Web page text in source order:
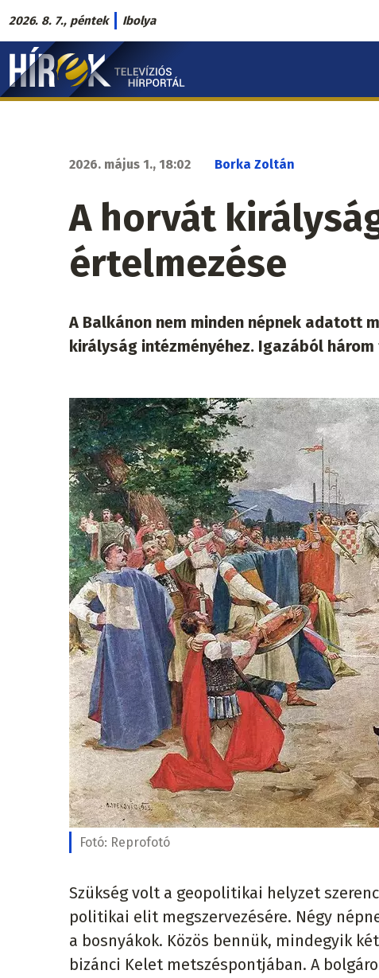
Ugrás
a
tartalomra
2026. 8. 7., péntek Ibolya
Hírek.sk
fő
2026. május 1., 18:02 Borka Zoltán
A horvát
értelmezése
A Balkánon nem minden népnek adatott
királyság intézményéhez. Igazából
Fotó: Reprofotó
Szükség volt a geopolitikai helyzet
politikai elit megszervezésére. Négy
a bosnyákok. Közös bennük, mindegyik
bizánci Kelet metszéspontjában. A